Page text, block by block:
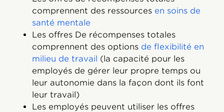
comprennent des ressources en soins de
santé mentale
Les offres De récompenses totales
comprennent des options de flexibilité en
milieu de travail (la capacité pour les
employés de gérer leur propre temps ou
leur autonomie dans la façon dont ils font
leur travail)
Les employés peuvent utiliser les offres